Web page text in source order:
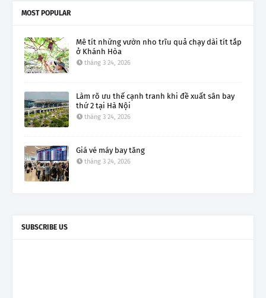
MOST POPULAR
Mê tít những vườn nho trĩu quả chạy dài tít tắp
ở Khánh Hòa
tháng 3 24, 2026
Làm rõ ưu thế cạnh tranh khi đề xuất sân bay
thứ 2 tại Hà Nội
tháng 3 24, 2026
Giá vé máy bay tăng
tháng 3 24, 2026
SUBSCRIBE US